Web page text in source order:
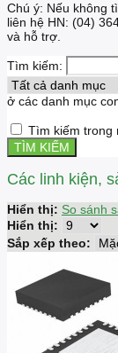
Chú ý: Nếu không
liên hệ HN: (04)
và hỗ trợ.
Tìm kiếm:
ở các danh mục
Tìm kiếm trong
Các linh kiện,
Hiển thị: So sánh
Hiển thị:
Sắp xếp theo: